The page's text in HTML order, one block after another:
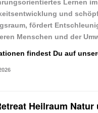
Lernen
und
fördert
Menschen und der
findest Du auf
Heilraum